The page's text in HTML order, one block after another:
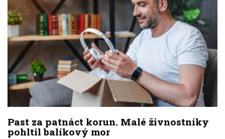
Past za patnáct korun. Malé živnostníky
pohltil balíkový mor